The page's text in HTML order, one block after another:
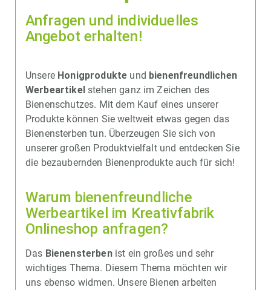
Anfragen und individuelles
Angebot erhalten!
Unsere Honigprodukte und bienenfreundlichen
Werbeartikelstehen ganz im Zeichen des
Bienenschutzes. Mit dem Kauf eines unserer
Produkte können Sie weltweit etwas gegen das
Bienensterben tun. Überzeugen Sie sich von
unserer großen Produktvielfalt und entdecken Sie
die bezaubernden Bienenprodukte auch für sich!
Warum bienenfreundliche
Werbeartikel im Kreativfabrik
Onlineshop anfragen?
Das Bienensterbenist ein großes und sehr
wichtiges Thema. Diesem Thema möchten wir
uns ebenso widmen. Unsere Bienen arbeiten